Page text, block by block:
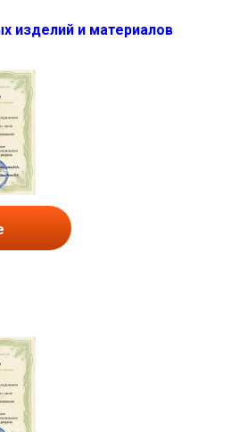
изделий и материалов